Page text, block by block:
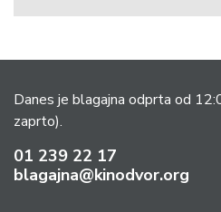
Danes je blagajna odprta od
zaprto).
01 239 22 17
blagajna@kinodvor.org